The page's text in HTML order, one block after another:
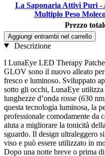
La Saponaria Attivi Puri -
Multiplo Peso
Prezzo
Aggiungi entrambi nel carrello
Descrizione
I LunaEye LED Therapy
GLOV sono il nuovo alleato
fresco e luminoso. Sviluppato
sotto gli occhi, LunaEye utilizza
lunghezze d’onda rosse (630
questa tecnologia luminosa, la
professionale comodamente da
aiuta a migliorare la tonicità
sguardo. Il design ultraleggero
viso e può essere utilizzato in
Dopo una notte breve o prima